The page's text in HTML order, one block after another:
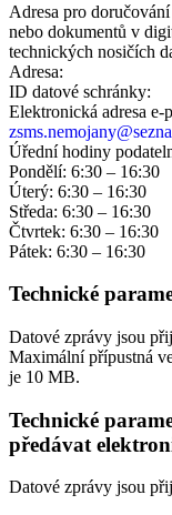
Adresa pro
nebo dokumentů v
technických nosičích
Adresa:
ID datové schránky:
Elektronická adresa
Úřední hodiny
Pondělí: 6:30 – 16:30
Úterý: 6:30 – 16:30
Středa: 6:30 – 16:30
Čtvrtek: 6:30 – 16:30
Pátek: 6:30 – 16:30
Technické
Datové zprávy jsou
Maximální přípustná
je 10 MB.
Technické
předávat
Datové zprávy jsou